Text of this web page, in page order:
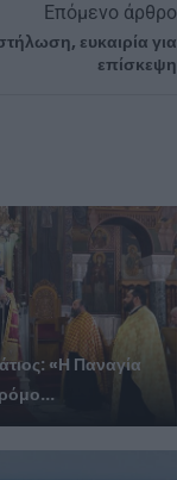
Επόμενο άρθρο
ευκαιρία για
επίσκεψη
«Η Παναγία